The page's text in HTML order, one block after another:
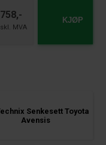
KJØP
Senkesett Toyota
Avensis